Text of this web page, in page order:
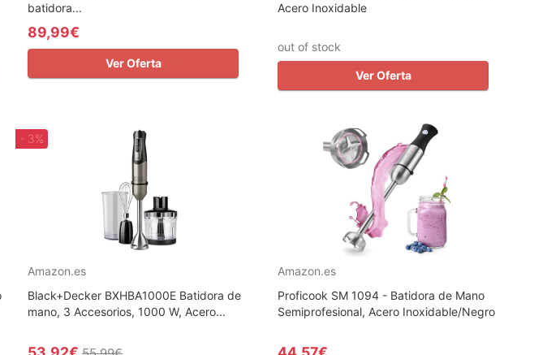
batidora...
89,99€
Ver Oferta
Acero Inoxidable
out of stock
Ver Oferta
- 3%
Amazon.es
Black+Decker BXHBA1000E Batidora de
mano, 3 Accesorios, 1000 W, Acero...
Amazon.es
Proficook SM 1094 - Batidora de Mano
Semiprofesional, Acero Inoxidable/Negro